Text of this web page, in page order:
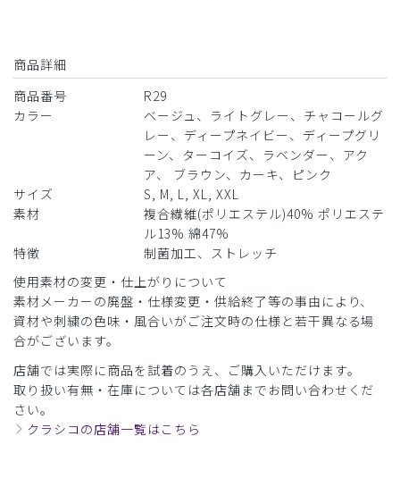
年齢:40代
着た瞬間から、大変着心地が良かったです！
商品：
R29レディース:Ron Herman スクラブトップス/
ディープネイビー/M
​2 ​3 ​4
​8
商品詳細
商品番号
R29
カラー
ベージュ、ライトグレー、チャコールグ
レー、ディープネイビー、ディープグリ
ーン、ターコイズ、ラベンダー、アク
ア、 ブラウン、カーキ、ピンク
サイズ
S, M, L, XL, XXL
素材
複合繊維(ポリエステル)40% ポリエステ
ル13% 綿47%
特徴
制菌加工、ストレッチ
使用素材の変更・仕上がりについて
素材メーカーの廃盤・仕様変更・供給終了等の事由により、
資材や刺繍の色味・風合いがご注文時の仕様と若干異なる場
合がございます。
店舗では実際に商品を試着のうえ、ご購入いただけます。
取り扱い有無・在庫については各店舗までお問い合わせくだ
さい。
クラシコの店舗一覧はこちら